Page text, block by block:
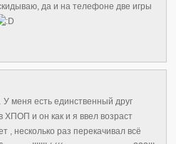
да и на телефоне две игры
меня есть единственный друг
ХПОП и он как и я ввел возраст
, несколько раз перекачивал всё